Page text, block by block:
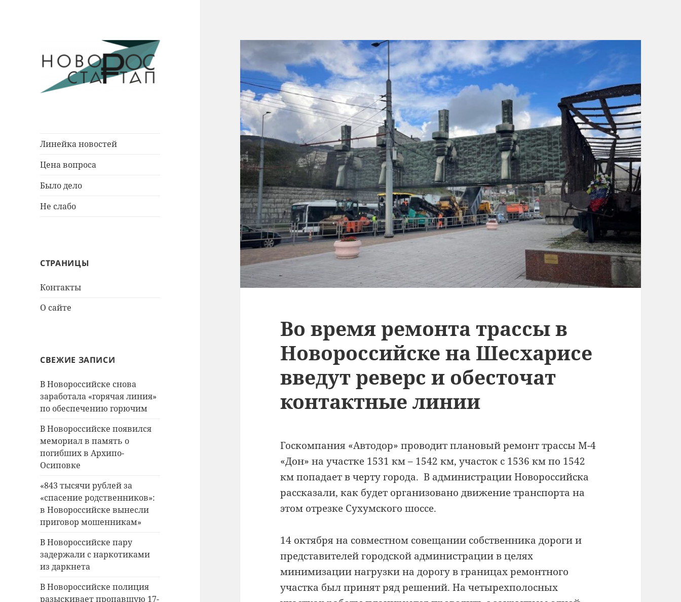
Линейка новостей
Цена вопроса
Было дело
Не слабо
СТРАНИЦЫ
Контакты
О сайте
СВЕЖИЕ ЗАПИСИ
В Новороссийске снова
заработала «горячая линия»
по обеспечению горючим
В Новороссийске появился
мемориал в память о
погибших в Архипо-
Осиповке
«843 тысячи рублей за
«спасение родственников»:
в Новороссийске вынесли
приговор мошенникам»
В Новороссийске пару
задержали с наркотиками
из даркнета
В Новороссийске полиция
разыскивает пропавшую 17-
Во время ремонта трассы в
Новороссийске на Шесхарисе
введут реверс и обесточат
контактные линии
Госкомпания «Автодор» проводит плановый ремонт трассы М-4
«Дон» на участке 1531 км – 1542 км, участок с 1536 км по 1542
км попадает в черту города.В администрации Новороссийска
рассказали, как будет организовано движение транспорта на
этом отрезке Сухумского шоссе.
14 октября на совместном совещании собственника дороги и
представителей городской администрации в целях
минимизации нагрузки на дорогу в границах ремонтного
участка был принят ряд решений. На четырехполосных